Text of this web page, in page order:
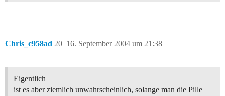
Chris_c958ad 16. September 2004 um 21:38
20
Eigentlich
ist es aber ziemlich unwahrscheinlich, solange man die Pille